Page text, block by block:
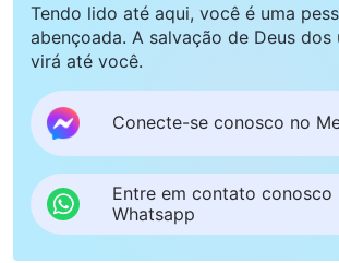
Tendo lido até aqui, você é uma
abençoada. A salvação de Deus dos
virá até você.
Conecte-se conosco no
Entre em contato conosco
Whatsapp